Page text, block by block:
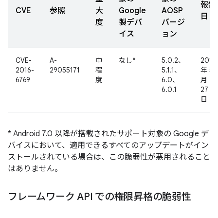
CVE 参照
大
度
Google
製デバ
イス
AOSP
バージ
ョン
報告
日
CVE-
2016-
6769
A-
29055171
中
程
度
なし*
5.0.2、
5.1.1、
6.0、
6.0.1
2016
年 5
月
27
日
* Android 7.0 以降が搭載されたサポート対象の Google デ
バイスにおいて、適用できるすべてのアップデートがイン
ストールされている場合は、この脆弱性が悪用されること
はありません。
フレームワーク API での権限昇格の脆弱性